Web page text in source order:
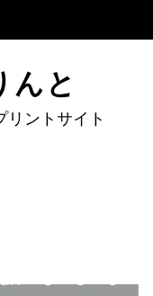
んと
リントサイト